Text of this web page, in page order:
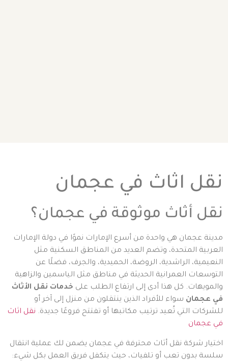
نقل اثاث في عجمان
نقل أثاث موثوقة في عجمان؟
مدينة عجمان هي واحدة من أسرع الإمارات نموًا في دولة الإمارات
العربية المتحدة، وتضم العديد من المناطق السكنية مثل
النعيمية، الراشدية، الروضة، الحميدية، والجرف، فضلًا عن
التوسعات العمرانية الحديثة في مناطق مثل الياسمين والزاهية
والمويهات. كل هذا أدى إلى ارتفاع الطلب على خدمات نقل الأثاث
في عجمان سواء للأفراد الذين ينتقلون من منزل إلى آخر أو
للشركات التي تُعيد ترتيب مكاتبها أو تفتتح فروعًا جديدة. نقل اثاث
في عجمان
اختيار شركة نقل أثاث محترفة في عجمان يضمن لك عملية انتقال
سلسة بدون تعب أو تلفيات، حيث يتكفل فريق العمل بكل شيء: